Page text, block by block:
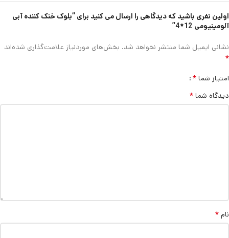
اولین نفری باشید که دیدگاهی را ارسال می کنید برای “بلوک خنک کننده آبی
آلومینیومی 12*4”
نشانی ایمیل شما منتشر نخواهد شد. بخش‌های موردنیاز علامت‌گذاری شده‌اند
*
امتیاز شما *
دیدگاه شما *
نام *